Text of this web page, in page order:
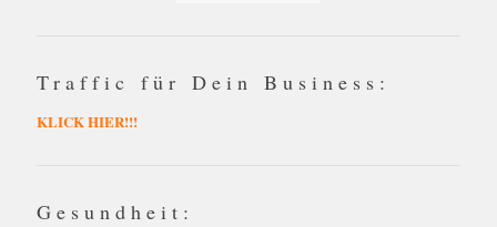
Traffic für Dein Business:
KLICK HIER!!!
Gesundheit: